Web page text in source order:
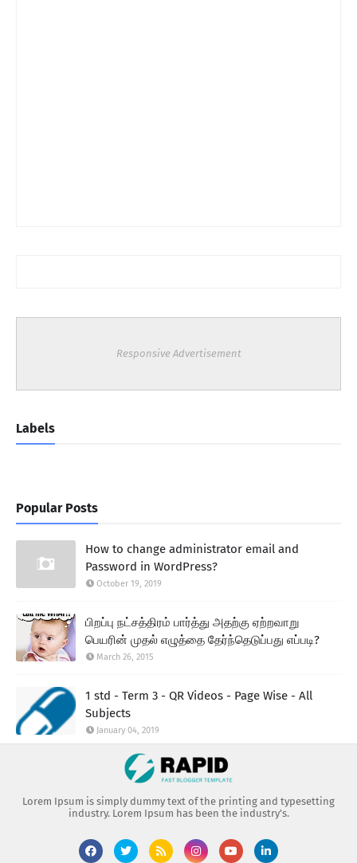
Responsive Advertisement
Labels
Popular Posts
How to change administrator email and
Password in WordPress?
October 19, 2019
பிறப்பு நட்சத்திரம் பார்த்து அதற்கு ஏற்றவாறு
பெயரின் முதல் எழுத்தை தேர்ந்தெடுப்பது எப்படி?
March 26, 2015
1 std - Term 3 - QR Videos - Page Wise - All
Subjects
January 04, 2019
Lorem Ipsum is simply dummy text of the printing and typesetting
industry. Lorem Ipsum has been the industry's.